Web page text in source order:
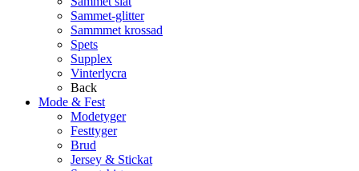
Sammet-glitter
Sammmet krossad
Spets
Supplex
Vinterlycra
Back
Mode & Fest
Modetyger
Festtyger
Brud
Jersey & Stickat